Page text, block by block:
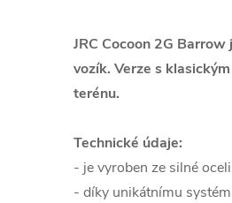
JRC Cocoon 2G
vozík. Verze s
terénu.
Technické údaje:
- je vyroben ze silné
- díky unikátnímu